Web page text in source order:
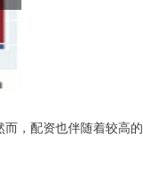
，配资也伴随着较高的